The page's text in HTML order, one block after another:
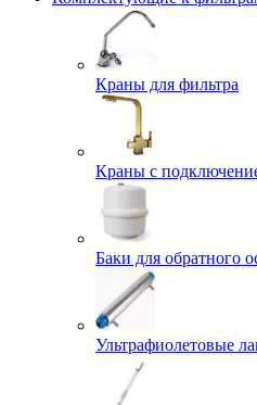
Краны для фильтра
Краны с
Баки для обратного
Ультрафиолетовые